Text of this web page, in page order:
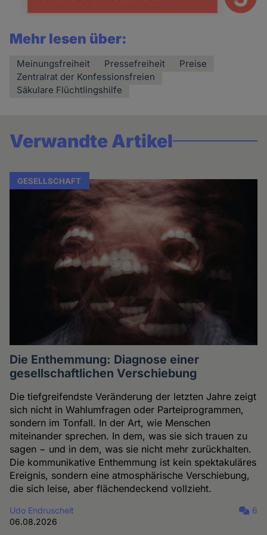
Mehr lesen über:
Meinungsfreiheit Pressefreiheit
Preise
Zentralrat der Konfessionsfreien
Säkulare Flüchtlingshilfe
Verwandte Artikel
GESELLSCHAFT
Die Enthemmung: Diagnose einer
gesellschaftlichen Verschiebung
Die tiefgreifendste Veränderung der letzten Jahre zeigt
sich nicht in Wahlumfragen oder Parteiprogrammen,
sondern im Tonfall. In der Art, wie Menschen
miteinander sprechen. In dem, was sie sich trauen zu
sagen − und in dem, was sie nicht mehr zurückhalten.
Die kommunikative Enthemmung ist kein spektakuläres
Ereignis, sondern eine atmosphärische Verschiebung,
die sich leise, aber flächendeckend vollzieht.
Udo Endruscheit
06.08.2026
6